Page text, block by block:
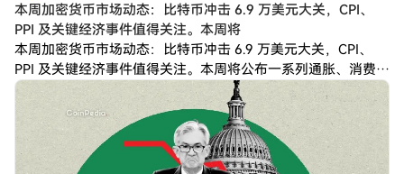
本周加密货币市场动态：比特币冲击 6.9 万美元大关，CPI、
PPI 及关键经济事件值得关注。本周将
本周加密货币市场动态：比特币冲击 6.9 万美元大关，CPI、
PPI 及关键经济事件值得关注。本周将公布一系列通胀、消费者
和能源数据，这些数据可能会影响风险资产和加密货币的价
格。比特币正逼近关键阻力位